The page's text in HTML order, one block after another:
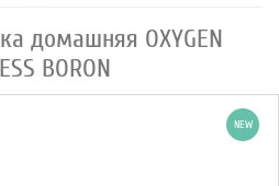
домашняя OXYGEN
BORON
NEW